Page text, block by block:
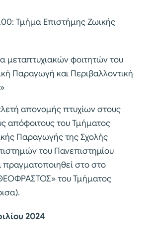
Τμήμα Επιστήμης Ζωικής
μεταπτυχιακών φοιτητών του
Παραγωγή και Περιβαλλοντική
απονομής πτυχίων στους
απόφοιτους του Τμήματος
Παραγωγής της Σχολής
του Πανεπιστημίου
στο στο
του Τμήματος
2024